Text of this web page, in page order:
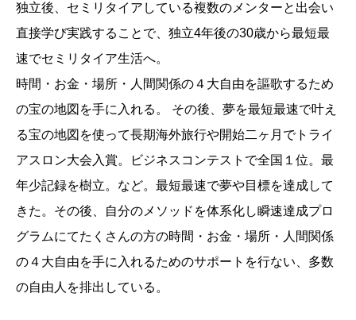
独立後、セミリタイアしている複数のメンターと出会い
直接学び実践することで、独立4年後の30歳から最短最
速でセミリタイア生活へ。
時間・お金・場所・人間関係の４大自由を謳歌するため
の宝の地図を手に入れる。 その後、夢を最短最速で叶え
る宝の地図を使って長期海外旅行や開始二ヶ月でトライ
アスロン大会入賞。ビジネスコンテストで全国１位。最
年少記録を樹立。など。最短最速で夢や目標を達成して
きた。その後、自分のメソッドを体系化し瞬速達成プロ
グラムにてたくさんの方の時間・お金・場所・人間関係
の４大自由を手に入れるためのサポートを行ない、多数
の自由人を排出している。